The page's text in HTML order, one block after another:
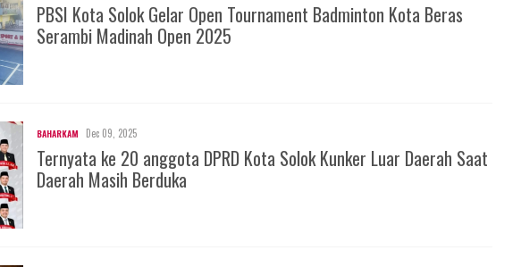
PBSI Kota Solok Gelar Open Tournament Badminton Kota Beras
Serambi Madinah Open 2025
BAHARKAM Dec 09, 2025
Ternyata ke 20 anggota DPRD Kota Solok Kunker Luar Daerah Saat
Daerah Masih Berduka